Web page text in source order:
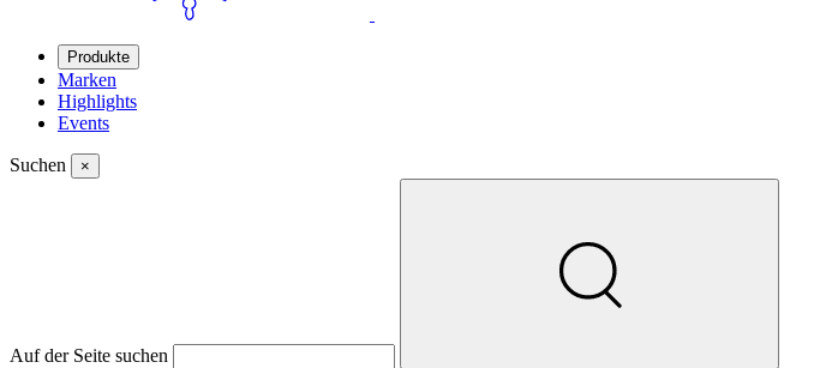
Produkte
Marken
Highlights
Events
Suchen ×
Auf der Seite suchen